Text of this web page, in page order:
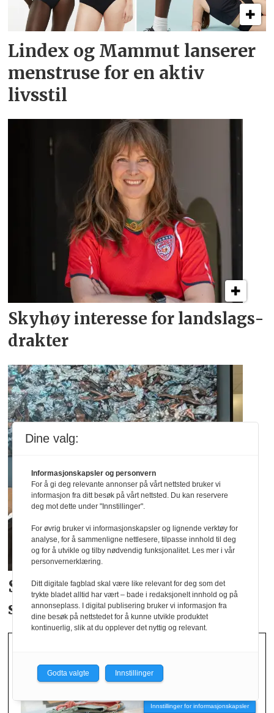
Lindex og Mammut lanserer
menstruse for en aktiv
livsstil
Skyhøy interesse for landslags­
drakter
Studenter skal bidra iNorsirks
satsing på tekstil
Innstillinger for informasjonskapsler
Dine valg:
Informasjonskapsler og personvern
For å gi deg relevante annonser på vårt nettsted bruker vi
informasjon fra ditt besøk på vårt nettsted. Du kan reservere
deg mot dette under "Innstillinger".
For øvrig bruker vi informasjonskapsler og lignende verktøy for
analyse, for å sammenligne nettlesere, tilpasse innhold til deg
og for å utvikle og tilby nødvendig funksjonalitet. Les mer i vår
personvernerklæring.
Ditt digitale fagblad skal være like relevant for deg som det
trykte bladet alltid har vært – bade i redaksjonelt innhold og på
annonseplass. I digital publisering bruker vi informasjon fra
dine besøk på nettstedet for å kunne utvikle produktet
kontinuerlig, slik at du opplever det nyttig og relevant.
Godta valgte Innstillinger